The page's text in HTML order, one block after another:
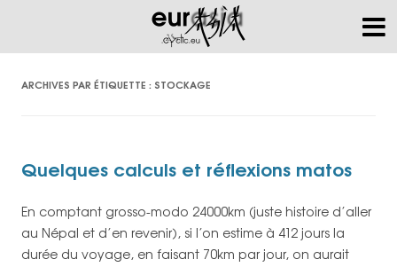
ARCHIVES PAR ÉTIQUETTE : STOCKAGE
Quelques calculs et réflexions matos
En comptant grosso-modo 24000km (juste histoire d’aller
au Népal et d’en revenir), si l’on estime à 412 jours la
durée du voyage, en faisant 70km par jour, on aurait